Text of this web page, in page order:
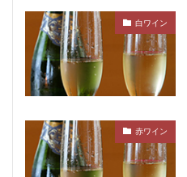
白ワイン
赤ワイン